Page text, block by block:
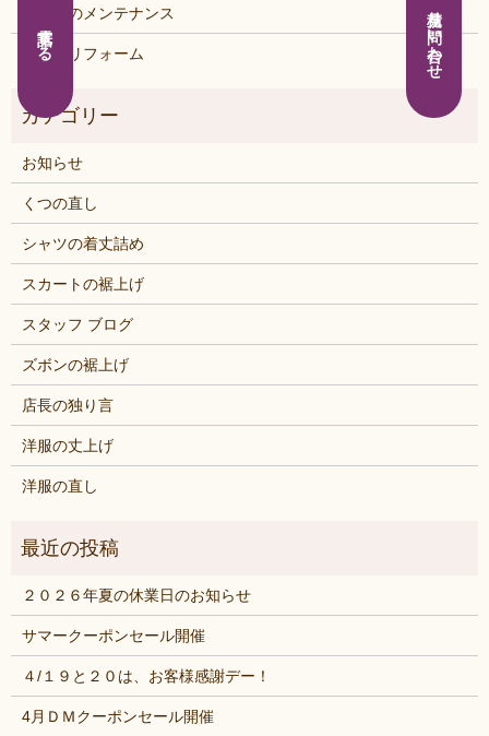
鞄・靴のメンテナンス
鞄・靴リフォーム
お知らせ
くつの直し
シャツの着丈詰め
スカートの裾上げ
スタッフ ブログ
ズボンの裾上げ
店長の独り言
洋服の丈上げ
洋服の直し
２０２６年夏の休業日のお知らせ
サマークーポンセール開催
４/１９と２０は、お客様感謝デー！
4月ＤＭクーポンセール開催
電話する 見積り問い合わせ